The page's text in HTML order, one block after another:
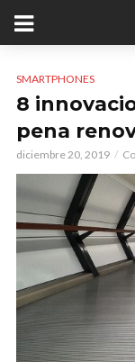
SMARTPHONES
8
pena
diciembre 20, 2019